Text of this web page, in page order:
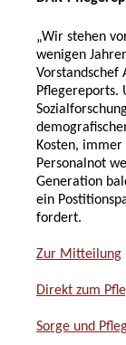
„Wir stehen
wenigen
Vorstandschef
Pflegereports.
Kosten,
Personalnot
Generation
ein
fordert.
Zur Mitteilung
Direkt zum
Sorge und